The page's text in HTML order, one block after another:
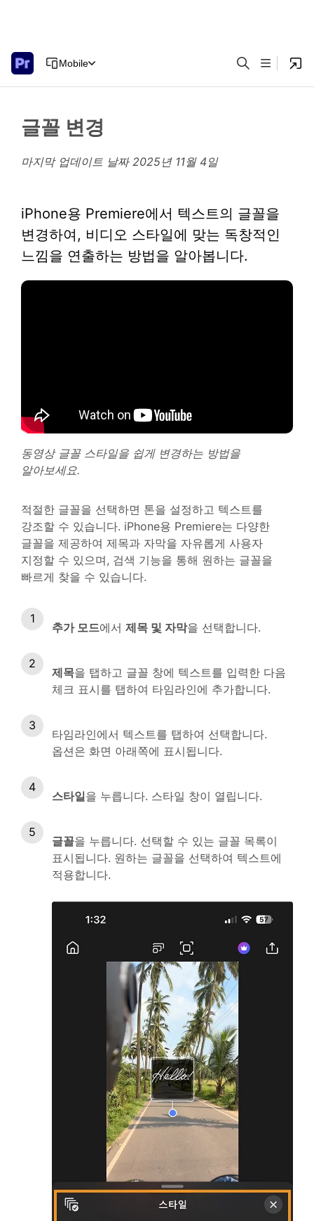
Mobile
글꼴 변경
마지막 업데이트 날짜 2025년 11월 4일
iPhone용 Premiere에서 텍스트의 글꼴을
변경하여, 비디오 스타일에 맞는 독창적인
느낌을 연출하는 방법을 알아봅니다.
동영상 글꼴 스타일을 쉽게 변경하는 방법을
알아보세요.
적절한 글꼴을 선택하면 톤을 설정하고 텍스트를
강조할 수 있습니다. iPhone용 Premiere는 다양한
글꼴을 제공하여 제목과 자막을 자유롭게 사용자
지정할 수 있으며, 검색 기능을 통해 원하는 글꼴을
빠르게 찾을 수 있습니다.
추가 모드에서 제목 및 자막을 선택합니다.
제목을 탭하고 글꼴 창에 텍스트를 입력한 다음
체크 표시를 탭하여 타임라인에 추가합니다.
타임라인에서 텍스트를 탭하여 선택합니다.
옵션은 화면 아래쪽에 표시됩니다.
스타일을 누릅니다. 스타일 창이 열립니다.
글꼴을 누릅니다. 선택할 수 있는 글꼴 목록이
표시됩니다. 원하는 글꼴을 선택하여 텍스트에
적용합니다.